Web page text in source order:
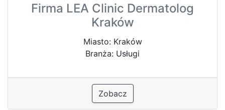
Firma LEA Clinic Dermatolog
Kraków
Miasto: Kraków
Branża: Usługi
Zobacz